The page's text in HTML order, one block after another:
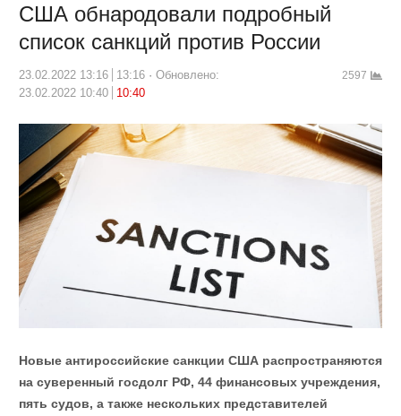
США обнародовали подробный
список санкций против России
23.02.2022 13:16 13:16
Обновлено:
23.02.2022 10:40
10:40
2597
Новые антироссийские санкции США распространяются
на суверенный госдолг РФ, 44 финансовых учреждения,
пять судов, а также нескольких представителей